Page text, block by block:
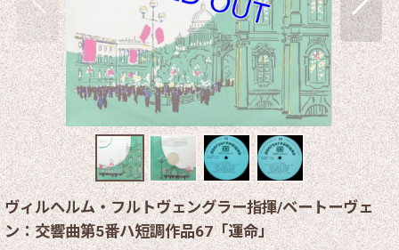
ヴィルヘルム・フルトヴェングラー指揮/ベートーヴェ
ン：交響曲第5番ハ短調作品67「運命」